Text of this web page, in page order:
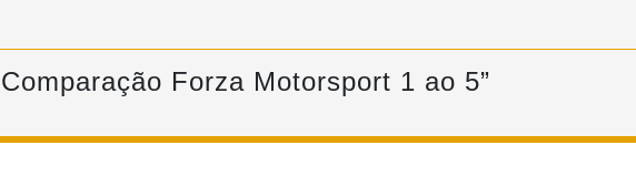
Comparação Forza Motorsport 1 ao 5”